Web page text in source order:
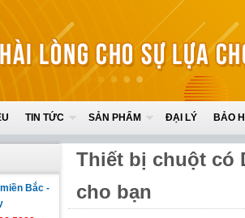
TIN TỨC SẢN PHẨM ĐẠI LÝ BẢO
Bắc -
Thiết bị chuột có
cho bạn